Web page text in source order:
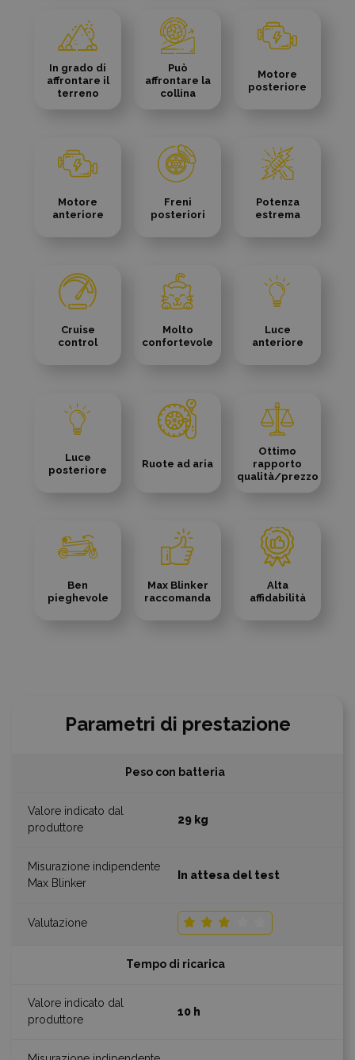
In grado di
affrontare il
terreno
Può
affrontare la
collina
Motore
posteriore
Motore
anteriore
Freni
posteriori
Potenza
estrema
Cruise
control
Molto
confortevole
Luce
anteriore
Luce
posteriore
Ruote ad aria
Ottimo
rapporto
qualità/prezzo
Ben
pieghevole
Max Blinker
raccomanda
Alta
affidabilità
Parametri di prestazione
Peso con batteria
29 kg
In attesa del test
Tempo di ricarica
10 h